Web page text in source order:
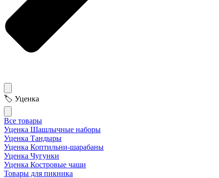
🏷 Уценка
Все товары
Уценка Шашлычные наборы
Уценка Тандыры
Уценка Коптильни-шарабаны
Уценка Чугунки
Уценка Костровые чаши
Товары для пикника